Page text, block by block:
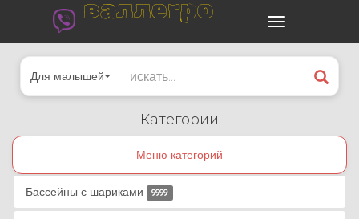
валлегро
Для малышей
Категории
Меню категорий
Бассейны с шариками 9999